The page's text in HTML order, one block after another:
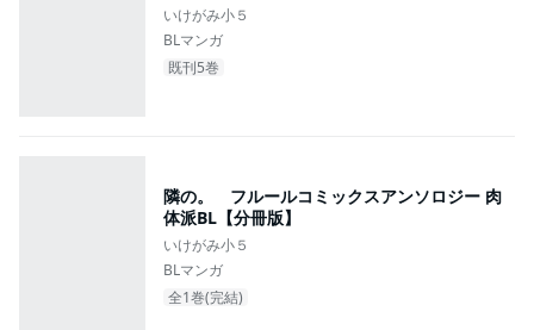
いけがみ小５
BLマンガ
既刊5巻
隣の。 フルールコミックスアンソロジー 肉
体派BL【分冊版】
いけがみ小５
BLマンガ
全1巻(完結)